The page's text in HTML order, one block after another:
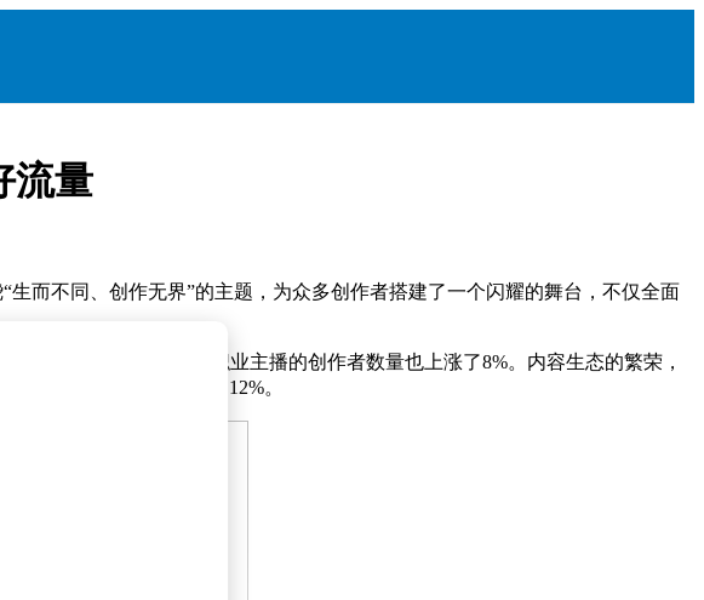
流量
而不同、创作无界”的主题，为众多创作者搭建了一个闪耀的舞台，不仅全面
翻倍增长，而转型为职业主播的创作者数量也上涨了8%。内容生态的繁荣，
创作者数量同比增长近12%。